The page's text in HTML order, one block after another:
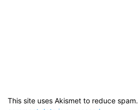
This site uses Akismet to reduce spam.